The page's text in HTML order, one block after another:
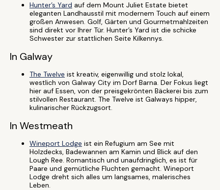
Hunter’s Yard auf dem Mount Juliet Estate bietet
eleganten Landhausstil mit modernem Touch auf einem
großen Anwesen. Golf, Gärten und Gourmetmahlzeiten
sind direkt vor Ihrer Tür. Hunter’s Yard ist die schicke
Schwester zur stattlichen Seite Kilkennys.
In Galway
The Twelve ist kreativ, eigenwillig und stolz lokal,
westlich von Galway City im Dorf Barna. Der Fokus liegt
hier auf Essen, von der preisgekrönten Bäckerei bis zum
stilvollen Restaurant. The Twelve ist Galways hipper,
kulinarischer Rückzugsort.
In Westmeath
Wineport Lodge ist ein Refugium am See mit
Holzdecks, Badewannen am Kamin und Blick auf den
Lough Ree. Romantisch und unaufdringlich, es ist für
Paare und gemütliche Fluchten gemacht. Wineport
Lodge dreht sich alles um langsames, malerisches
Leben.